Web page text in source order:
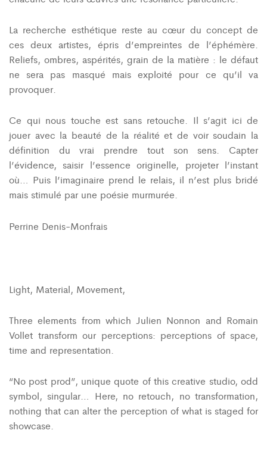
La recherche esthétique reste au cœur du concept de
ces deux artistes, épris d’empreintes de l’éphémère.
Reliefs, ombres, aspérités, grain de la matière : le défaut
ne sera pas masqué mais exploité pour ce qu’il va
provoquer.
Ce qui nous touche est sans retouche. Il s’agit ici de
jouer avec la beauté de la réalité et de voir soudain la
définition du vrai prendre tout son sens. Capter
l’évidence, saisir l’essence originelle, projeter l’instant
où… Puis l’imaginaire prend le relais, il n’est plus bridé
mais stimulé par une poésie murmurée.
Perrine Denis-Monfrais
Light, Material, Movement,
Three elements from which Julien Nonnon and Romain
Vollet transform our perceptions: perceptions of space,
time and representation.
“No post prod”, unique quote of this creative studio, odd
symbol, singular… Here, no retouch, no transformation,
nothing that can alter the perception of what is staged for
showcase.